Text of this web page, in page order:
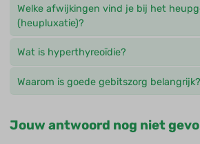
Welke afwijkingen vind je bij het
(heupluxatie)?
Wat is hyperthyreoïdie?
Waarom is goede gebitszorg belangrijk?
Jouw antwoord nog niet